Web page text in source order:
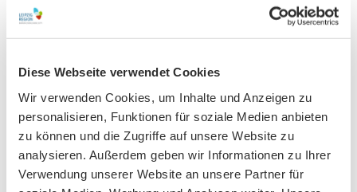
Diese Webseite verwendet Cookies
Wir verwenden Cookies, um Inhalte und Anzeigen zu
personalisieren, Funktionen für soziale Medien anbieten
zu können und die Zugriffe auf unsere Website zu
analysieren. Außerdem geben wir Informationen zu Ihrer
Verwendung unserer Website an unsere Partner für
Bemerkungen
Datenschutz und Reisebedingungen(Erforderlich)
Ja, ich bin mit denDatenschutzbestimmungenund
Reisebedingungeneinverstanden.